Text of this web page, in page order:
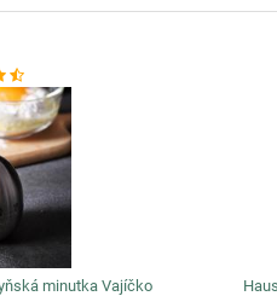
minutka Vajíčko